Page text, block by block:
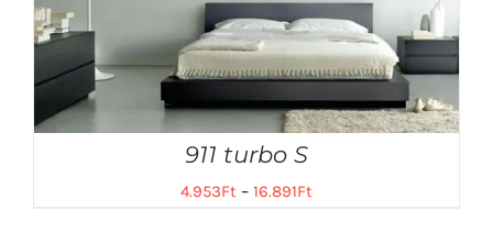
911 turbo S
4.953Ft – 16.891Ft